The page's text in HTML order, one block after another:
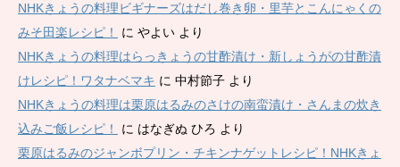
NHKきょうの料理ビギナーズはだし巻き卵・里芋とこんにゃくの
みそ田楽レシピ！
に やよい より
NHKきょうの料理はらっきょうの甘酢漬け・新しょうがの甘酢漬
けレシピ！ワタナベマキ に 中村節子 より
NHKきょうの料理は栗原はるみのさけの南蛮漬け・さんまの炊き
込みご飯レシピ！
に はなぎぬ ひろ より
栗原はるみのジャンボプリン・チキンナゲットレシピ！NHKきょ